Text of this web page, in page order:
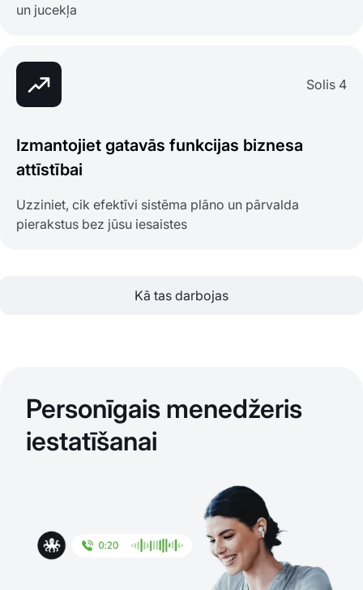
un jucekļa
Solis 4
Izmantojiet gatavās funkcijas biznesa
attīstībai
Uzziniet, cik efektīvi sistēma plāno un pārvalda
pierakstus bez jūsu iesaistes
Kā tas darbojas
Personīgais menedžeris
iestatīšanai